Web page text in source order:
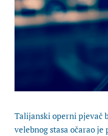
Talijanski operni pjevač
velebnog stasa očarao